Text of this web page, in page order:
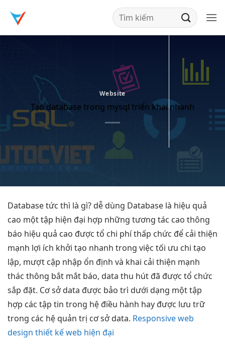
qua
nội
Website
Tạo database trong mysql triển khai nhanh
Databasetức thì là gì? dễ dùng Database là hiệu quả
cao một tập hiện đại hợp những tương tác cao thông
báo hiệu quả cao được tổ chi phí thấp chức để cải thiện
mạnh lợi ích khởi tạo nhanh trong việc tối ưu chi tạo
lập, mượt cập nhập ổn định và khai cải thiện mạnh
thác thông bắt mắt báo, data thu hút đã được tổ chức
sắp đặt. Cơ sở data được bảo trì dưới dạng một tập
hợp các tập tin trong hệ điều hành hay được lưu trữ
trong các hệ quản trị cơ sở data. Responsive web
design thiết kế web hiện đại